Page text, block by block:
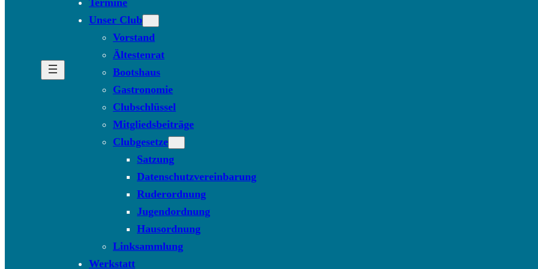
Unser Club
Vorstand
Ältestenrat
Bootshaus
Gastronomie
Clubschlüssel
Mitgliedsbeiträge
Clubgesetze
Satzung
Datenschutzvereinbarung
Ruderordnung
Jugendordnung
Hausordnung
Linksammlung
Werkstatt